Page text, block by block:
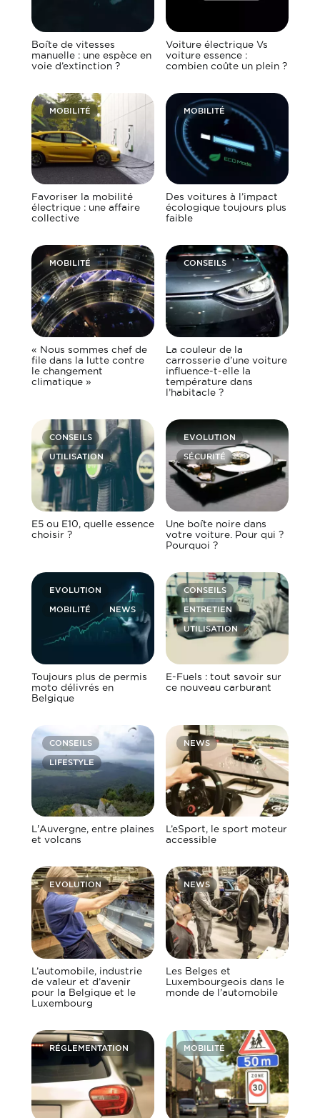
Boîte de vitesses
manuelle : une espèce en
voie d’extinction ?
Voiture électrique Vs
voiture essence :
combien coûte un plein ?
MOBILITÉ
Favoriser la mobilité
électrique : une affaire
collective
MOBILITÉ
Des voitures à l’impact
écologique toujours plus
faible
MOBILITÉ
« Nous sommes chef de
file dans la lutte contre
le changement
climatique »
CONSEILS
La couleur de la
carrosserie d’une voiture
influence-t-elle la
température dans
l’habitacle ?
CONSEILS
UTILISATION
E5 ou E10, quelle essence
choisir ?
EVOLUTION
SÉCURITÉ
Une boîte noire dans
votre voiture. Pour qui ?
Pourquoi ?
EVOLUTION
MOBILITÉ NEWS
Toujours plus de permis
moto délivrés en
Belgique
CONSEILS
ENTRETIEN
UTILISATION
E-Fuels : tout savoir sur
ce nouveau carburant
CONSEILS
LIFESTYLE
L'Auvergne, entre plaines
et volcans
NEWS
L’eSport, le sport moteur
accessible
EVOLUTION
L’automobile, industrie
de valeur et d’avenir
pour la Belgique et le
Luxembourg
NEWS
Les Belges et
Luxembourgeois dans le
monde de l’automobile
RÉGLEMENTATION MOBILITÉ